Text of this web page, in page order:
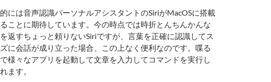
には音声認識パーソナルアシスタントのSiriがMacOSに搭載
ことに期待しています。今の時点では時折とんちんかんな
返すちょっと頼りないSiriですが、言葉を正確に認識してス
に会話が成り立った場合、この上なく便利なのです。喋る
様々なアプリを起動して文章を入力してコマンドを実行し
ます。